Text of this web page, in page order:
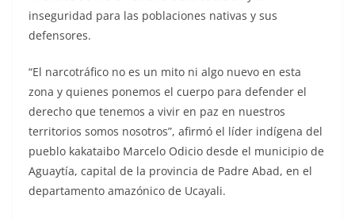
inseguridad para las poblaciones nativas y sus
defensores.
“El narcotráfico no es un mito ni algo nuevo en esta
zona y quienes ponemos el cuerpo para defender el
derecho que tenemos a vivir en paz en nuestros
territorios somos nosotros”, afirmó el líder indígena del
pueblo kakataibo Marcelo Odicio desde el municipio de
Aguaytía, capital de la provincia de Padre Abad, en el
departamento amazónico de Ucayali.